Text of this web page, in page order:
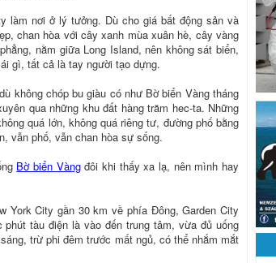
làm nơi ở lý tưởng. Dù cho giá bất động sản và
chan hòa với cây xanh mùa xuân hè, cây vàng
nằm giữa Long Island, nên không sát biển,
gì, tất cả là tay người tạo dựng.
không chóp bu giàu có như Bờ biển Vàng tháng
qua những khu đất hàng trăm hec-ta. Những
quá lớn, không quá riêng tư, đường phố bằng
vẫn phố, vẫn chan hòa sự sống.
Bờ biển Vàngđôi khi thấy xa lạ, nên mình hay
York City gần 30 km về phía Đông, Garden City
tàu điện là vào đến trung tâm, vừa đủ uống
trừ phi đêm trước mất ngủ, có thể nhắm mắt